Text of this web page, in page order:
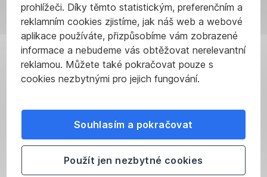
prohlížeči. Díky těmto statistickým, preferenčním a
reklamním cookies zjistíme, jak náš web a webové
aplikace používáte, přizpůsobíme vám zobrazené
informace a nebudeme vás obtěžovat nerelevantní
reklamou. Můžete také pokračovat pouze s
cookies nezbytnými pro jejich fungování.
Souhlasím a pokračovat
Použít jen nezbytné cookies